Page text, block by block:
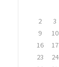
2
3
9
10
16
17
23
24